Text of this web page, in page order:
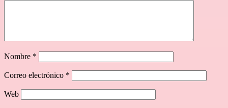
Nombre *
Correo electrónico *
Web